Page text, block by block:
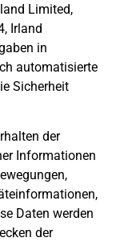
Limited,
Irland
in
automatisierte
Sicherheit
der
Informationen
Daten werden
der